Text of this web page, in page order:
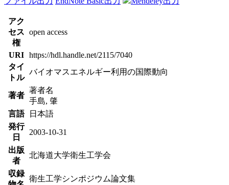
アク
セス
権
open access
URI https://hdl.handle.net/2115/7040
タイ
トル
バイオマスエネルギー利用の国際動向
著者
著者名
手島, 肇
言語
日本語
発行
日
2003-10-31
出版
者
北海道大学衛生工学会
収録
衛生工学シンポジウム論文集